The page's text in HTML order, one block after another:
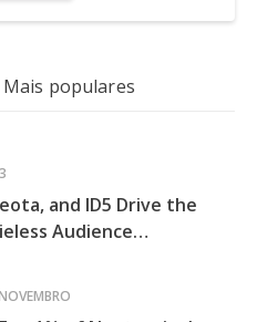
Mais populares
and ID5 Drive the
Audience